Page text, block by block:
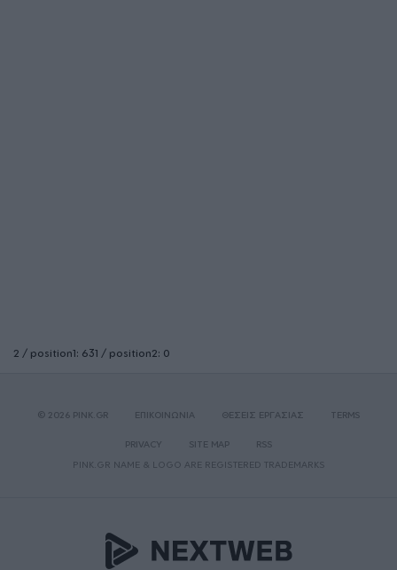
2 / position1: 631 / position2: 0
© 2026 PINK.GR ΕΠΙΚΟΙΝΩΝΙΑ ΘΕΣΕΙΣ ΕΡΓΑΣΙΑΣ TERMS
PRIVACY SITE MAP
RSS
PINK.GR NAME & LOGO ARE REGISTERED TRADEMARKS